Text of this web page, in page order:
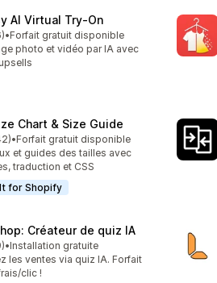
AI Virtual Try‑On
sur 5
total
•Forfait gratuit disponible
photo et vidéo par IA avec
Chart & Size Guide
sur 5
au total
•Forfait gratuit disponible
et guides des tailles avec
traduction et CSS
for Shopify
Créateur de quiz IA
sur 5
total
•Installation gratuite
les ventes via quiz IA. Forfait
clic !